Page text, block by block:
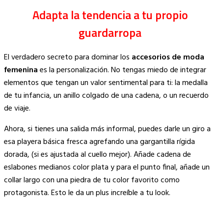
Adapta la tendencia a tu propio
guardarropa
El verdadero secreto para dominar los accesorios de moda
femeninaes la personalización. No tengas miedo de integrar
elementos que tengan un valor sentimental para ti: la medalla
de tu infancia, un anillo colgado de una cadena, o un recuerdo
de viaje.
Ahora, si tienes una salida más informal, puedes darle un giro a
esa playera básica fresca agrefando una gargantilla rígida
dorada, (si es ajustada al cuello mejor). Añade cadena de
eslabones medianos color plata y para el punto final, añade un
collar largo con una piedra de tu color favorito como
protagonista. Esto le da un plus increíble a tu look.